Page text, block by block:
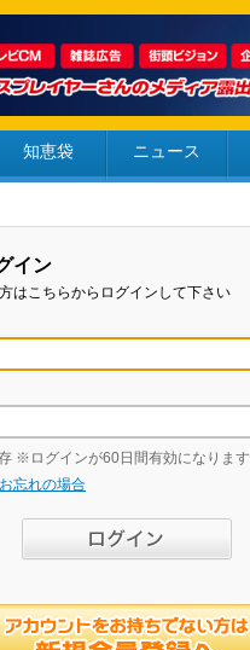
知恵袋 ニュース
イン
はこちらからログインして下さい
※ログインが60日間有効になります
忘れの場合